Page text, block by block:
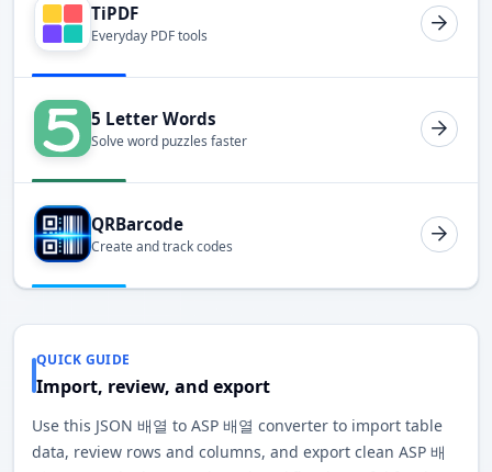
TiPDF
Everyday PDF tools
5 Letter Words
Solve word puzzles faster
QRBarcode
Create and track codes
QUICK GUIDE
Import, review, and export
Use this JSON 배열 to ASP 배열 converter to import table
data, review rows and columns, and export clean ASP 배